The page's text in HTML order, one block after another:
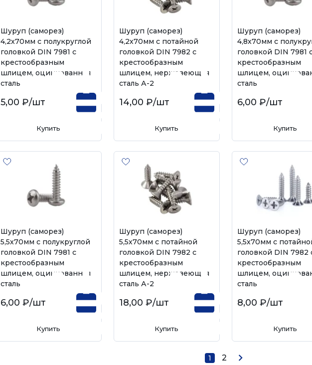
Шуруп (саморез)
4,2х70мм с полукруглой
головкой DIN 7981 с
крестообразным
шлицем, оцинкованная
сталь
5,00 ₽/шт
Купить
Шуруп (саморез)
4,2х70мм с потайной
головкой DIN 7982 с
крестообразным
шлицем, нержавеющая
сталь А-2
14,00 ₽/шт
Купить
Шуруп (саморез)
4,8х70мм с
головкой DIN 7981
крестообразным
шлицем,
сталь
6,00 ₽/шт
Купить
Шуруп (саморез)
5,5х70мм с полукруглой
головкой DIN 7981 с
крестообразным
шлицем, оцинкованная
сталь
6,00 ₽/шт
Купить
Шуруп (саморез)
5,5х70мм с потайной
головкой DIN 7982 с
крестообразным
шлицем, нержавеющая
сталь А-2
18,00 ₽/шт
Купить
Шуруп (саморез)
5,5х70мм с
головкой DIN 7982
крестообразным
шлицем,
сталь
8,00 ₽/шт
Купить
1 2